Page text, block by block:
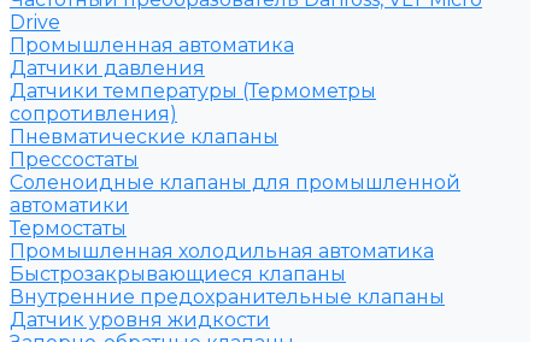
Drive
Промышленная автоматика
Датчики давления
Датчики температуры (Термометры
сопротивления)
Пневматические клапаны
Прессостаты
Соленоидные клапаны для промышленной
автоматики
Термостаты
Промышленная холодильная автоматика
Быстрозакрывающиеся клапаны
Внутренние предохранительные клапаны
Датчик уровня жидкости